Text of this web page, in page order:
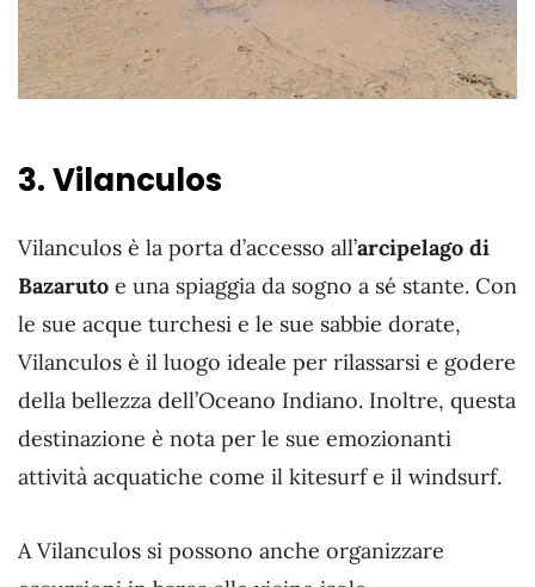
3. Vilanculos
Vilanculos è la porta d’accesso all’arcipelago di
Bazaruto e una spiaggia da sogno a sé stante. Con
le sue acque turchesi e le sue sabbie dorate,
Vilanculos è il luogo ideale per rilassarsi e godere
della bellezza dell’Oceano Indiano. Inoltre, questa
destinazione è nota per le sue emozionanti
attività acquatiche come il kitesurf e il windsurf.
A Vilanculos si possono anche organizzare